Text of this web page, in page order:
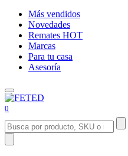
Más vendidos
Novedades
Remates HOT
Marcas
Para tu casa
Asesoría
0